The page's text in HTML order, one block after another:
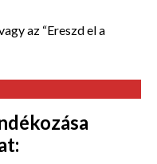
az “Ereszd el a